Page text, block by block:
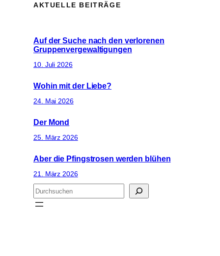
AKTUELLE BEITRÄGE
Auf der Suche nach den verlorenen
Gruppenvergewaltigungen
10. Juli 2026
Wohin mit der Liebe?
24. Mai 2026
Der Mond
25. März 2026
Aber die Pfingstrosen werden blühen
21. März 2026
S
u